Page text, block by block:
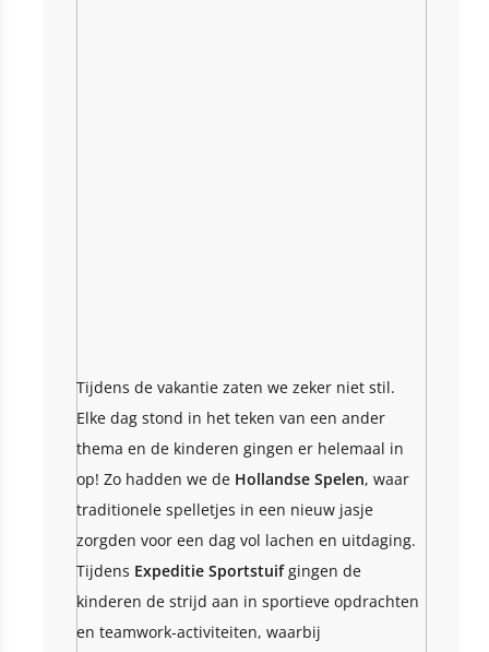
Tijdens de vakantie zaten we zeker niet stil.
Elke dag stond in het teken van een ander
thema en de kinderen gingen er helemaal in
op! Zo hadden we de Hollandse Spelen, waar
traditionele spelletjes in een nieuw jasje
zorgden voor een dag vol lachen en uitdaging.
Tijdens Expeditie Sportstuifgingen de
kinderen de strijd aan in sportieve opdrachten
en teamwork-activiteiten, waarbij